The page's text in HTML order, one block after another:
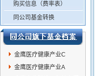
购买信息（费率表）
同公司基金转换
金鹰医疗健康产业C
金鹰医疗健康产业A